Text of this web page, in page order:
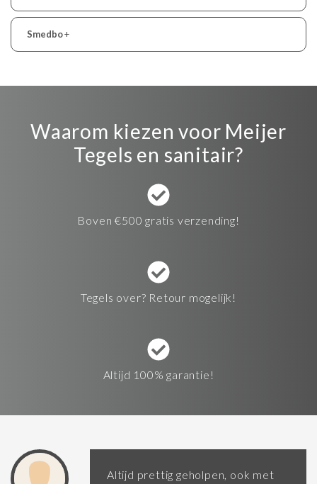
Smedbo+
Waarom kiezen voor Meijer
Tegels en sanitair?
Boven €500 gratis verzending!
Tegels over? Retour mogelijk!
Altijd 100% garantie!
Altijd prettig geholpen, ook met